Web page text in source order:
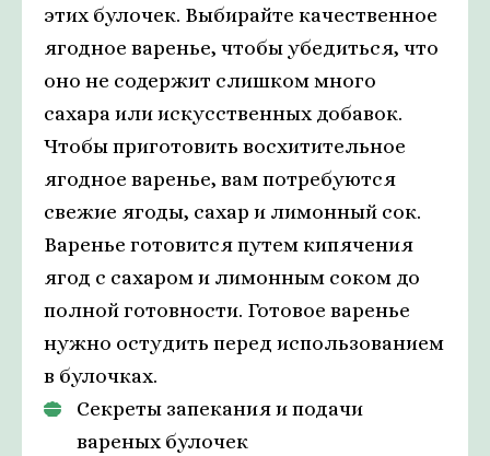
этих булочек. Выбирайте качественное
ягодное варенье, чтобы убедиться, что
оно не содержит слишком много
сахара или искусственных добавок.
Чтобы приготовить восхитительное
ягодное варенье, вам потребуются
свежие ягоды, сахар и лимонный сок.
Варенье готовится путем кипячения
ягод с сахаром и лимонным соком до
полной готовности. Готовое варенье
нужно остудить перед использованием
в булочках.
Секреты запекания и подачи
вареных булочек